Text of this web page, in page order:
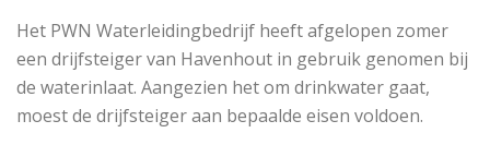
Het PWN Waterleidingbedrijf heeft afgelopen zomer
een drijfsteiger van Havenhout in gebruik genomen bij
de waterinlaat. Aangezien het om drinkwater gaat,
moest de drijfsteiger aan bepaalde eisen voldoen.